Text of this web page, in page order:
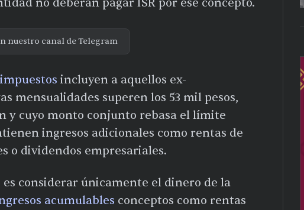
nuestro canal de Telegram
incluyen a aquellos ex-
mensualidades superen los 53 mil pesos,
y cuyo monto conjunto rebasa el límite
ingresos adicionales como rentas de
o dividendos empresariales.
considerar únicamente el dinero de la
acumulables conceptos como rentas